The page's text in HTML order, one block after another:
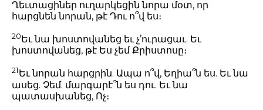
Ղեւտացիներ ուղարկեցին նորա մօտ, որ
հարցնեն նորան, թէ Դու ո՞վ ես։
20Եւ նա խոստովանեց եւ չ’ուրացաւ. Եւ
խոստովանեց, թէ Ես չեմ Քրիստոսը։
21Եւ նորան հարցրին. Ապա ո՞վ, Եղիա՞ն ես. Եւ նա
ասեց. Չեմ. մարգարէ՞ն ես դու. Եւ նա
պատասխանեց, Ոչ։